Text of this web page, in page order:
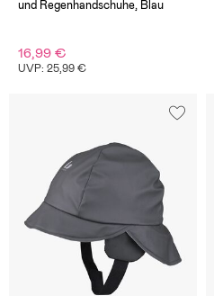
und Regenhandschuhe, Blau
16,99 €
UVP: 25,99 €